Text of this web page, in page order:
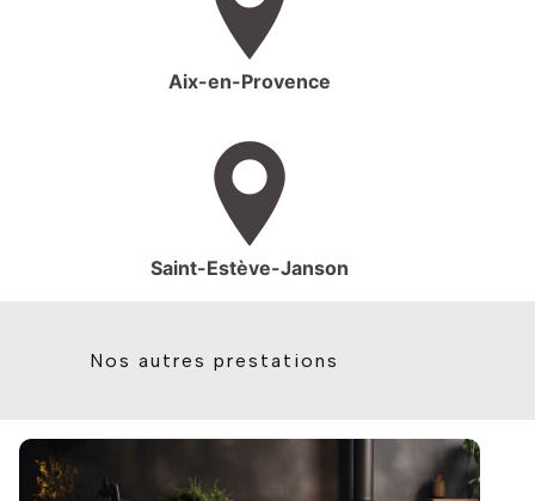
Aix-en-Provence
Saint-Estève-Janson
Nos autres prestations